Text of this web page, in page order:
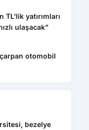
yatırımları
ulaşacak”
otomobil
bezelye